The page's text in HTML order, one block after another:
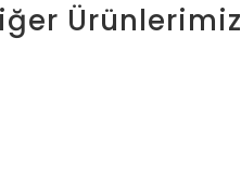
Ürünlerimiz